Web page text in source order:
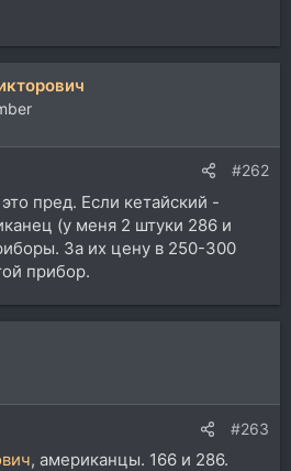
#262
пред. Если кетайский -
(у меня 2 штуки 286 и
За их цену в 250-300
прибор.
#263
, американцы. 166 и 286.